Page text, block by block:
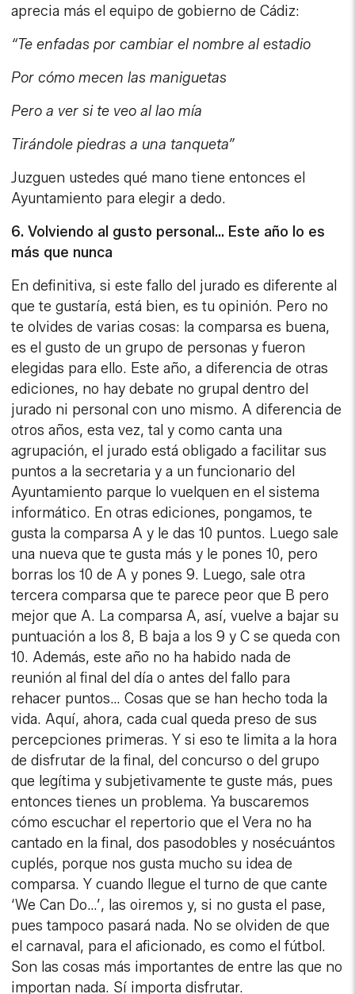
aprecia más el equipo de gobierno de Cádiz:
“Te enfadas por cambiar el nombre al estadio
Por cómo mecen las maniguetas
Pero a ver si te veo al lao mía
Tirándole piedras a una tanqueta”
Juzguen ustedes qué mano tiene entonces el
Ayuntamiento para elegir a dedo.
6. Volviendo al gusto personal… Este año lo es
más que nunca
En definitiva, si este fallo del jurado es diferente al
que te gustaría, está bien, es tu opinión. Pero no
te olvides de varias cosas: la comparsa es buena,
es el gusto de un grupo de personas y fueron
elegidas para ello. Este año, a diferencia de otras
ediciones, no hay debate no grupal dentro del
jurado ni personal con uno mismo. A diferencia de
otros años, esta vez, tal y como canta una
agrupación, el jurado está obligado a facilitar sus
puntos a la secretaria y a un funcionario del
Ayuntamiento parque lo vuelquen en el sistema
informático. En otras ediciones, pongamos, te
gusta la comparsa A y le das 10 puntos. Luego sale
una nueva que te gusta más y le pones 10, pero
borras los 10 de A y pones 9. Luego, sale otra
tercera comparsa que te parece peor que B pero
mejor que A. La comparsa A, así, vuelve a bajar su
puntuación a los 8, B baja a los 9 y C se queda con
10. Además, este año no ha habido nada de
reunión al final del día o antes del fallo para
rehacer puntos… Cosas que se han hecho toda la
vida. Aquí, ahora, cada cual queda preso de sus
percepciones primeras. Y si eso te limita a la hora
de disfrutar de la final, del concurso o del grupo
que legítima y subjetivamente te guste más, pues
entonces tienes un problema. Ya buscaremos
cómo escuchar el repertorio que el Vera no ha
cantado en la final, dos pasodobles y nosécuántos
cuplés, porque nos gusta mucho su idea de
comparsa. Y cuando llegue el turno de que cante
‘We Can Do…’, las oiremos y, si no gusta el pase,
pues tampoco pasará nada. No se olviden de que
el carnaval, para el aficionado, es como el fútbol.
Son las cosas más importantes de entre las que no
importan nada. Sí importa disfrutar.